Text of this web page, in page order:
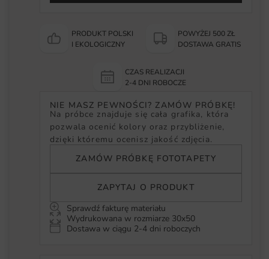
PRODUKT POLSKI
I EKOLOGICZNY
POWYŻEJ 500 ZŁ
DOSTAWA GRATIS
CZAS REALIZACJI
2-4 DNI ROBOCZE
NIE MASZ PEWNOŚCI? ZAMÓW PRÓBKĘ!
Na próbce znajduje się cała grafika, która
pozwala ocenić kolory oraz przybliżenie,
dzięki któremu ocenisz jakość zdjęcia.
ZAMÓW PRÓBKĘ FOTOTAPETY
ZAPYTAJ O PRODUKT
Sprawdź fakturę materiału
Wydrukowana w rozmiarze 30x50
Dostawa w ciągu 2-4 dni roboczych